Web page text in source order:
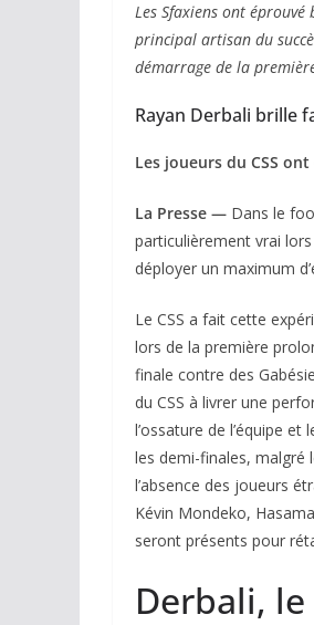
Les Sfaxiens ont
principal artisan du
démarrage de la
Rayan Derbali brille
Les joueurs du CSS
La Presse — Dans le
particulièrement vrai
déployer un maximum
Le CSS a fait cette
lors de la première
finale contre des
du CSS à livrer une
l’ossature de l’équipe
les demi-finales, malgré
l’absence des joueurs
Kévin Mondeko,
seront présents pour
Derbali,